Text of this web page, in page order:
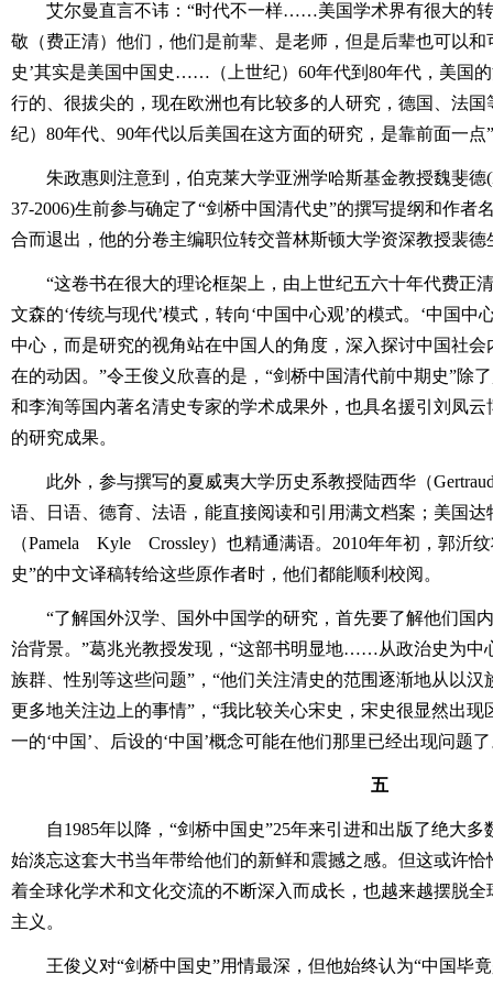
艾尔曼直言不讳：“时代不一样……美国学术界有很大的
敬（费正清）他们，他们是前辈、是老师，但是后辈也可以和
史’其实是美国中国史……（上世纪）60年代到80年代，美国
行的、很拔尖的，现在欧洲也有比较多的人研究，德国、法
纪）80年代、90年代以后美国在这方面的研究，是靠前面一点
朱政惠则注意到，伯克莱大学亚洲学哈斯基金教授魏斐德
37-2006)生前参与确定了“剑桥中国清代史”的撰写提纲和作者
合而退出，他的分卷主编职位转交普林斯顿大学资深教授裴德
“这卷书在很大的理论框架上，由上世纪五六十年代费正
文森的‘传统与现代’模式，转向‘中国中心观’的模式。‘中国中
中心，而是研究的视角站在中国人的角度，深入探讨中国社
在的动因。”令王俊义欣喜的是，“剑桥中国清代前中期史”除
和李洵等国内著名清史专家的学术成果外，也具名援引刘凤
的研究成果。
此外，参与撰写的夏威夷大学历史系教授陆西华（
语、日语、德育、法语，能直接阅读和引用满文档案；美国
（Pamela Kyle Crossley）也精通满语。2010年年初，郭沂
史”的中文译稿转给这些原作者时，他们都能顺利校阅。
“了解国外汉学、国外中国学的研究，首先要了解他们国
治背景。”葛兆光教授发现，“这部书明显地……从政治史为中
族群、性别等这些问题”，“他们关注清史的范围逐渐地从以汉
更多地关注边上的事情”，“我比较关心宋史，宋史很显然出
一的‘中国’、后设的‘中国’概念可能在他们那里已经出现问题
五
自1985年以降，“剑桥中国史”25年来引进和出版了绝大
始淡忘这套大书当年带给他们的新鲜和震撼之感。但这或许恰
着全球化学术和文化交流的不断深入而成长，也越来越摆脱
主义。
王俊义对“剑桥中国史”用情最深，但他始终认为“中国毕